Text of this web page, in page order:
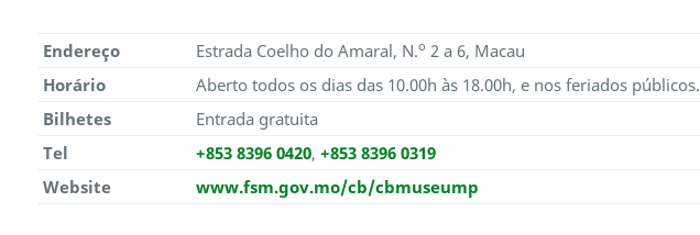
Endereço Estrada Coelho do Amaral, N.o 2 a 6, Macau
Horário
Aberto todos os dias das 10.00h às 18.00h, e nos feriados públicos.
Bilhetes
Entrada gratuita
Tel
+853 8396 0420, +853 8396 0319
Website
www.fsm.gov.mo/cb/cbmuseump